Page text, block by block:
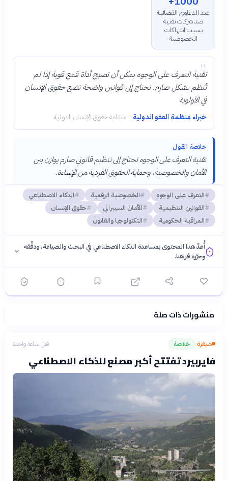
عدد الدعاوى القضائية
ضد شركات تقنية
بسبب انتهاكات
الخصوصية
"
تقنية التعرف على الوجوه يمكن أن تصبح أداة قمع قوية إذا لم
تُنظم بشكل صارم. نحتاج إلى قوانين واضحة تضع حقوق الإنسان
في الأولوية
خبراء منظمة العفو الدولية—منظمة حقوق الإنسان الدولية
خلاصة القول
تقنية التعرف على الوجوه تحتاج إلى تنظيم قانوني صارم يوازن بين
الأمان والخصوصية، وحماية الحقوق الفردية من الإساءة.
التعرف على الوجوه الخصوصية الرقمية
الذكاء الاصطناعي
القوانين التنظيمية
الأمان السيبراني
حقوق الإنسان
المراقبة الحكومية
التكنولوجيا والقانون
أُعدّ هذا المحتوى بمساعدة الذكاء الاصطناعي في البحث والصياغة، ودقّقه
وحرّره فريقنا.
فلسفتنا المعرفية· سياسة الذكاء الاصطناعيمنشورات ذات صلة
شيفرة› خلاصة قبل ساعة واحدة
فايربيرد تفتتح أكبر مصنع للذكاء الاصطناعي